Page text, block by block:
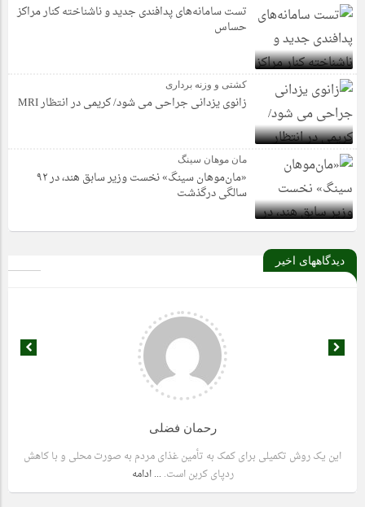
تست سامانه‌های پدافندی جدید و ناشناخته کنار مراکز
حساس
کشتی و وزنه برداری
زانوی یزدانی جراحی می شود/ کریمی در انتظار MRI
مان موهان سینگ
«مان‌موهان سینگ» نخست وزیر سابق هند، در ۹۲
سالگی درگذشت
دیدگاههای اخیر
رحمان فضلی
این یک روش تکمیلی برای کمک به تأمین غذای مردم به صورت محلی و با کاهش
ردپای کربن است. ... ادامه